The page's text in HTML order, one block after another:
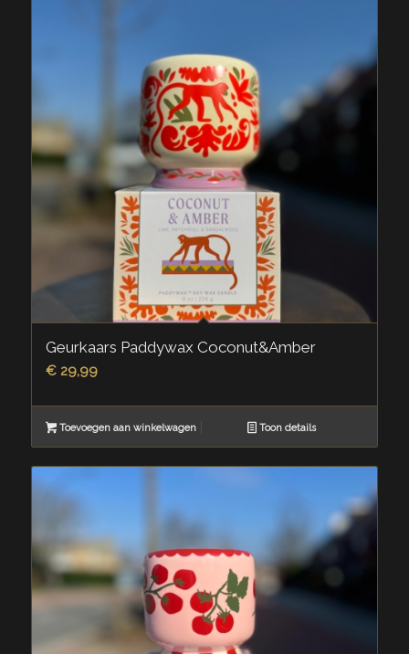
Geurkaars Paddywax Coconut&Amber
€29,99
Toevoegen aan winkelwagen Toon details